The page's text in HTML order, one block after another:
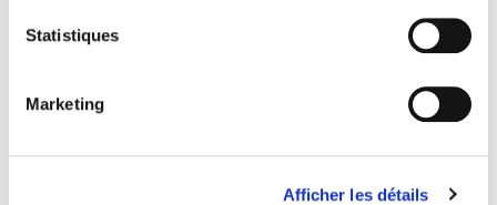
Statistiques
Marketing
Afficher les détails
Cinématographie du politique Vol. 2